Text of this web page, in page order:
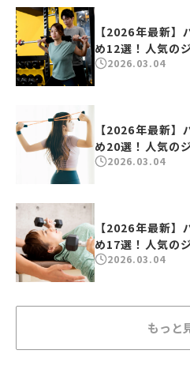
【2026年最新】
め12選！人気の
2026.03.04
【2026年最新】
め20選！人気の
2026.03.04
【2026年最新】
め17選！人気の
2026.03.04
もっと